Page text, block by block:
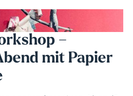
–
mit Papier